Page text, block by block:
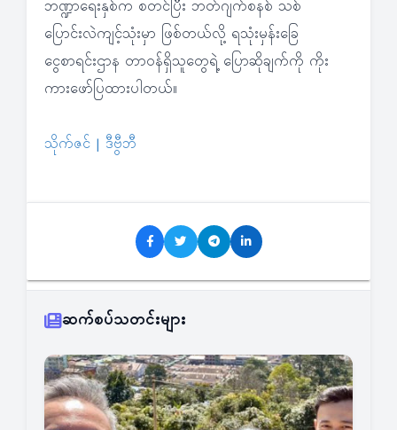
ဘဏ္ဍာရေးနှစ်က စတင်ပြီး ဘတ်ဂျက်စနစ် သစ်
ပြောင်းလဲကျင့်သုံးမှာ ဖြစ်တယ်လို့ ရသုံးမှန်းခြေ
ငွေစာရင်းဌာန တာဝန်ရှိသူတွေရဲ့ ပြောဆိုချက်ကို ကိုး
ကားဖော်ပြထားပါတယ်။
သိုက်ဇင် | ဒီဗွီဘီ
ဆက်စပ်သတင်းများ